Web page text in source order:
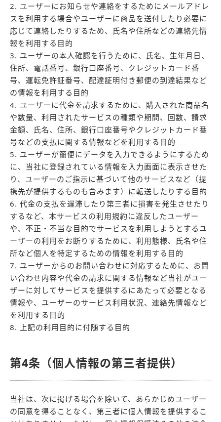
2. ユーザーにお知らせや連絡をするためにメールアドレ
スを利用する場合やユーザーに商品を送付したり必要に
応じて連絡したりするため、氏名や住所などの連絡先情
報を利用する目的
3. ユーザーの本人確認を行うために、氏名、生年月日、
住所、電話番号、銀行口座番号、クレジットカード番
号、運転免許証番号、配達証明付き郵便の到達結果など
の情報を利用する目的
4. ユーザーに代金を請求するために、購入された商品名
や数量、利用されたサービスの種類や期間、回数、請求
金額、氏名、住所、銀行口座番号やクレジットカード番
号などの支払に関する情報などを利用する目的
5. ユーザーが簡便にデータを入力できるようにするため
に、当社に登録されている情報を入力画面に表示させた
り、ユーザーのご指示に基づいて他のサービスなど（提
携先が提供するものも含みます）に転送したりする目的
6. 代金の支払を遅滞したり第三者に損害を発生させたり
するなど、本サービスの利用規約に違反したユーザー
や、不正・不当な目的でサービスを利用しようとするユ
ーザーの利用をお断りするために、利用態様、氏名や住
所など個人を特定するための情報を利用する目的
7. ユーザーからのお問い合わせに対応するために、お問
い合わせ内容や代金の請求に関する情報など当社がユー
ザーに対してサービスを提供するにあたって必要となる
情報や、ユーザーのサービス利用状況、連絡先情報など
を利用する目的
8. 上記の利用目的に付随する目的
第4条（個人情報の第三者提供）
当社は、次に掲げる場合を除いて、あらかじめユーザー
の同意を得ることなく、第三者に個人情報を提供するこ